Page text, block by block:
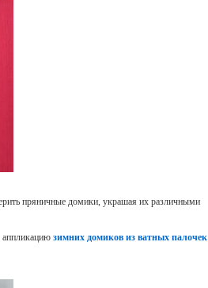
пряничные домики, украшая их различными
аппликациюзимних домиков из ватных палочек